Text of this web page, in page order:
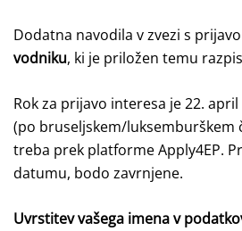
Dodatna navodila v zvezi s
vodniku, ki je priložen temu
Rok za prijavo interesa je 22. april
(po bruseljskem/luksemburškem
treba prek platforme Apply4EP.
datumu, bodo zavrnjene.
Uvrstitev vašega imena v